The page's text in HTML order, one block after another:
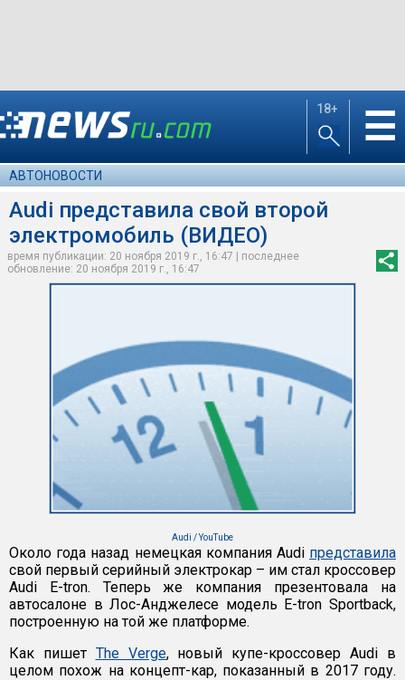
18+ ☰
АВТОНОВОСТИ
Audi представила свой второй
электромобиль (ВИДЕО)
время публикации: 20 ноября 2019 г., 16:47 | последнее
обновление: 20 ноября 2019 г., 16:47
Audi / YouTube
Около года назад немецкая компания Audi представила
свой первый серийный электрокар – им стал кроссовер
Audi E-tron. Теперь же компания презентовала на
автосалоне в Лос-Анджелесе модель E-tron Sportback,
построенную на той же платформе.
Как пишет The Verge, новый купе-кроссовер Audi в
целом похож на концепт-кар, показанный в 2017 году.